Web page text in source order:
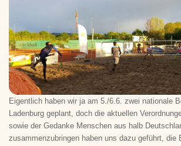
Eigentlich haben wir ja am 5./6.6. zwei nationale
Ladenburg geplant, doch die aktuellen
sowie der Gedanke Menschen aus halb
zusammenzubringen haben uns dazu geführt, die